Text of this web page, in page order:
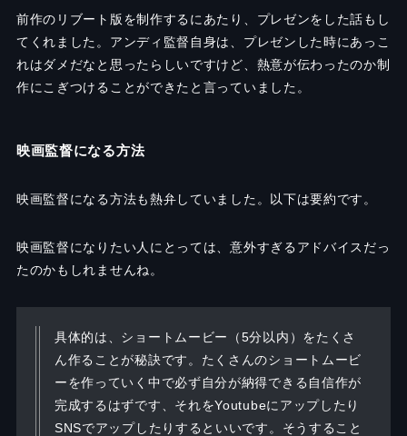
前作のリブート版を制作するにあたり、プレゼンをした話もし
てくれました。アンディ監督自身は、プレゼンした時にあっこ
れはダメだなと思ったらしいですけど、熱意が伝わったのか制
作にこぎつけることができたと言っていました。
映画監督になる方法
映画監督になる方法も熱弁していました。以下は要約です。
映画監督になりたい人にとっては、意外すぎるアドバイスだっ
たのかもしれませんね。
具体的は、ショートムービー（5分以内）をたくさ
ん作ることが秘訣です。たくさんのショートムービ
ーを作っていく中で必ず自分が納得できる自信作が
完成するはずです、それをYoutubeにアップしたり
SNSでアップしたりするといいです。そうすること